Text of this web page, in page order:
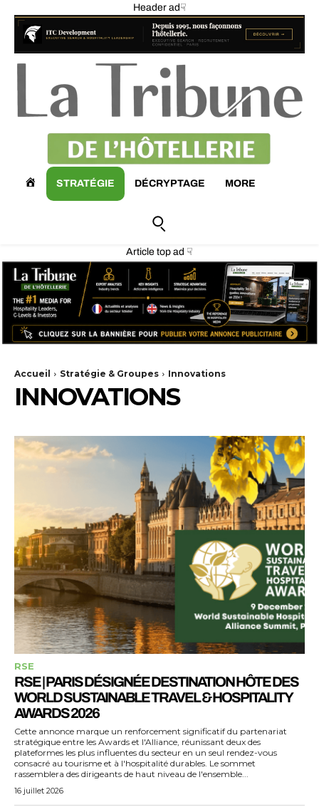
Header ad☟
U
E
L
STRATÉGIE DÉCRYPTAGE MORE
Article top ad ☟
Accueil Stratégie & Groupes Innovations
INNOVATIONS
RSE
RSE | PARIS DÉSIGNÉE DESTINATION HÔTE DES
WORLD SUSTAINABLE TRAVEL & HOSPITALITY
AWARDS 2026
Cette annonce marque un renforcement significatif du partenariat
stratégique entre les Awards et l'Alliance, réunissant deux des
plateformes les plus influentes du secteur en un seul rendez-vous
consacré au tourisme et à l'hospitalité durables. Le sommet
rassemblera des dirigeants de haut niveau de l'ensemble...
16 juillet 2026